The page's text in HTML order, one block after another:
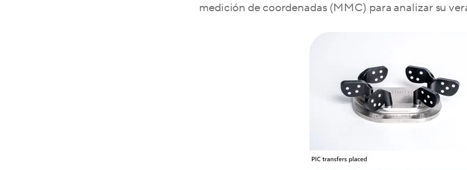
medición de coordenadas (MMC) para analizar su